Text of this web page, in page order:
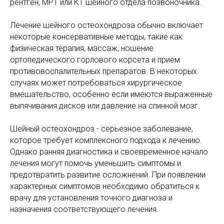
рентген, МРТ или КТ шейного отдела позвоночника.
Лечение шейного остеохондроза обычно включает
некоторые консервативные методы, такие как
физическая терапия, массаж, ношение
ортопедического горлового корсета и прием
противовоспалительных препаратов. В некоторых
случаях может потребоваться хирургическое
вмешательство, особенно если имеются выраженные
выпячивания дисков или давление на спинной мозг.
Шейный остеохондроз - серьезное заболевание,
которое требует комплексного подхода к лечению.
Однако ранняя диагностика и своевременное начало
лечения могут помочь уменьшить симптомы и
предотвратить развитие осложнений. При появлении
характерных симптомов необходимо обратиться к
врачу для установления точного диагноза и
назначения соответствующего лечения.